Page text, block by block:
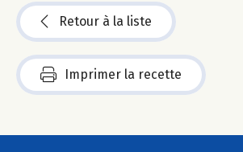
Retour à la liste
Imprimer la recette